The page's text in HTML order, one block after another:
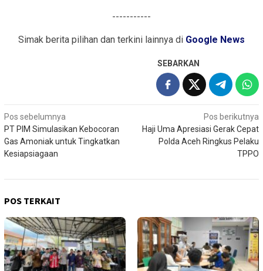
-----------
Simak berita pilihan dan terkini lainnya di Google News
SEBARKAN
Navigasi
pos
Pos sebelumnya
PT PIM Simulasikan Kebocoran
Gas Amoniak untuk Tingkatkan
Kesiapsiagaan
Pos berikutnya
Haji Uma Apresiasi Gerak Cepat
Polda Aceh Ringkus Pelaku
TPPO
POS TERKAIT